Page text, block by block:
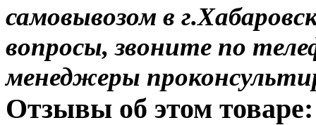
самовывозом в
вопросы, звоните по
менеджеры
Отзывы об этом товаре: